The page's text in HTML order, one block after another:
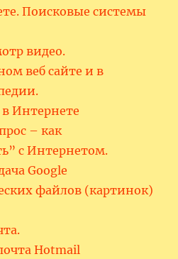
Поисковые системы
видео.
веб сайте и в
Интернете
– как
с Интернетом.
Google
файлов (картинок)
Hotmail